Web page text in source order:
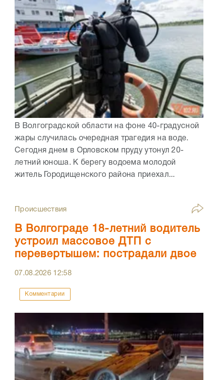
В Волгоградской области на фоне 40-градусной
жары случилась очередная трагедия на воде.
Сегодня днем в Орловском пруду утонул 20-
летний юноша. К берегу водоема молодой
житель Городищенского района приехал...
Происшествия
В Волгограде 18-летний водитель
устроил массовое ДТП с
перевертышем: пострадали двое
07.08.2026 12:58
Комментарии